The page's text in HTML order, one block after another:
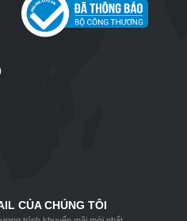
CỦA CHÚNG TÔI